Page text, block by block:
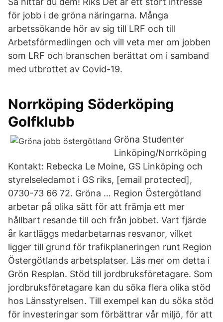
för jobb i de gröna näringarna. Många
arbetssökande hör av sig till LRF och till
Arbetsförmedlingen och vill veta mer om jobben
som LRF och branschen berättat om i samband
med utbrottet av Covid-19.
Norrköping Söderköping
Golfklubb
Gröna Studenter
Linköping/Norrköping
Kontakt: Rebecka Le Moine, GS Linköping och
styrelseledamot i GS riks, [email protected],
0730-73 66 72. Gröna … Region Östergötland
arbetar på olika sätt för att främja ett mer
hållbart resande till och från jobbet. Vart fjärde
år kartläggs medarbetarnas resvanor, vilket
ligger till grund för trafikplaneringen runt Region
Östergötlands arbetsplatser. Läs mer om detta i
Grön Resplan. Stöd till jordbruksföretagare. Som
jordbruksföretagare kan du söka flera olika stöd
hos Länsstyrelsen. Till exempel kan du söka stöd
för investeringar som förbättrar vår miljö, för att